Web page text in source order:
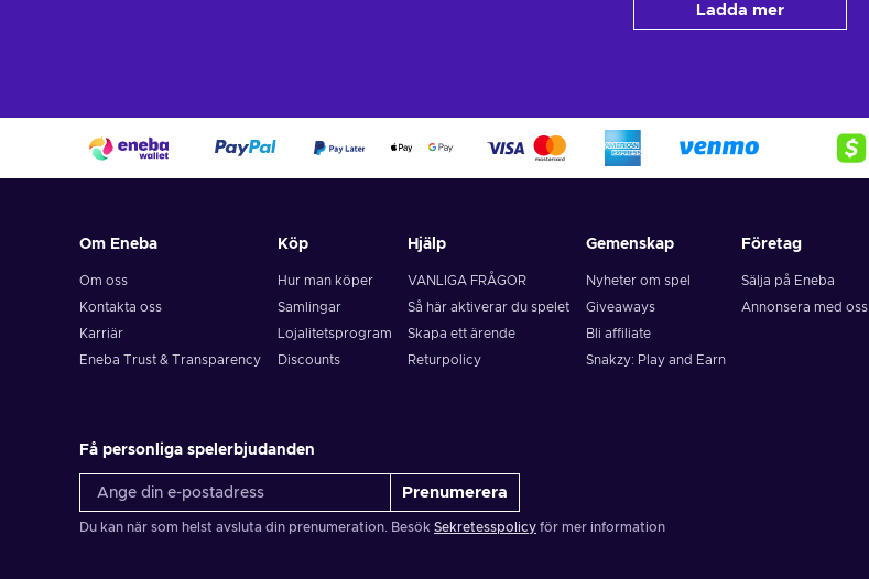
Ladda mer
Om Eneba
Om oss
Kontakta oss
Karriär
Eneba Trust & Transparency
Köp
Hur man köper
Samlingar
Lojalitetsprogram
Discounts
Hjälp
VANLIGA FRÅGOR
Så här aktiverar du spelet
Skapa ett ärende
Returpolicy
Gemenskap
Nyheter om spel
Giveaways
Bli affiliate
Snakzy: Play and Earn
Företag
Sälja på Eneba
Annonsera med oss
Få personliga spelerbjudanden
Prenumerera
Du kan när som helst avsluta din prenumeration. Besök Sekretesspolicy för mer information